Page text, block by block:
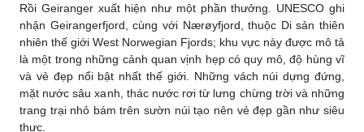
Rồi Geiranger xuất hiện như một phần thưởng. UNESCO ghi
nhận Geirangerfjord, cùng với Nærøyfjord, thuộc Di sản thiên
nhiên thế giới West Norwegian Fjords; khu vực này được mô tả
là một trong những cảnh quan vịnh hẹp có quy mô, độ hùng vĩ
và vẻ đẹp nổi bật nhất thế giới. Những vách núi dựng đứng,
mặt nước sâu xanh, thác nước rơi từ lưng chừng trời và những
trang trại nhỏ bám trên sườn núi tạo nên vẻ đẹp gần như siêu
thực.